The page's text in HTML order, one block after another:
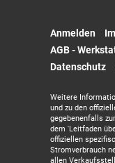
Anmelden
AGB -
Datenschutz
Weitere
und zu den
gegebenenfalls
dem 'Leitfaden
offiziellen
Stromverbrauch
allen